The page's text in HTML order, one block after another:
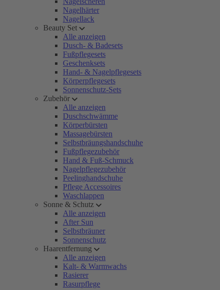
Nagelhärter
Nagellack
Beauty Set
Alle anzeigen
Dusch- & Badesets
Fußpflegesets
Geschenksets
Hand- & Nagelpflegesets
Körperpflegesets
Sonnenschutz-Sets
Zubehör
Alle anzeigen
Duschschwämme
Körperbürsten
Massagebürsten
Selbstbräungshandschuhe
Fußpflegezubehör
Hand & Fuß-Schmuck
Nagelpflegezubehör
Peelinghandschuhe
Pflege Accessoires
Waschlappen
Sonne & Schutz
Alle anzeigen
After Sun
Selbstbräuner
Sonnenschutz
Haarentfernung
Alle anzeigen
Kalt- & Warmwachs
Rasierer
Rasurpflege